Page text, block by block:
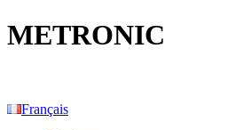
METRONIC
Français